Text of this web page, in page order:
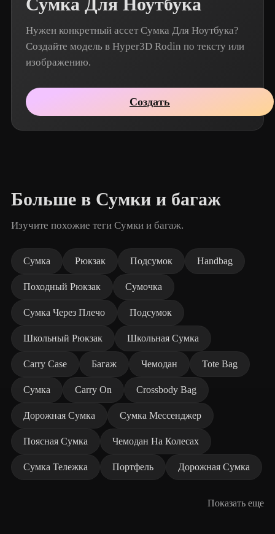
Сумка Для Ноутбука
Нужен конкретный ассет Сумка Для Ноутбука?
Создайте модель в Hyper3D Rodin по тексту или
изображению.
Создать
Больше в Сумки и багаж
Изучите похожие теги Сумки и багаж.
Сумка Рюкзак Подсумок Handbag
Походный Рюкзак Сумочка
Сумка Через Плечо Подсумок
Школьный Рюкзак Школьная Сумка
Carry Case Багаж Чемодан Tote Bag
Сумка Carry On Crossbody Bag
Дорожная Сумка Сумка Мессенджер
Поясная Сумка Чемодан На Колесах
Сумка Тележка Портфель Дорожная Сумка
Показать еще